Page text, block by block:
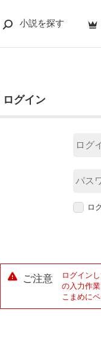
小説を探す
ログイン
ロ
ご注意
ログイン
の入力作
こまめに